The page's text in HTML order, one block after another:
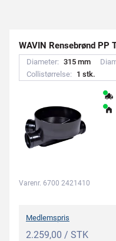
WAVIN Rensebrønd PP
Diameter: 31 5 mm
Collistørrelse:
1 stk.
Varenr. 6700 2421410
Medlemspris
2.259,00 / STK